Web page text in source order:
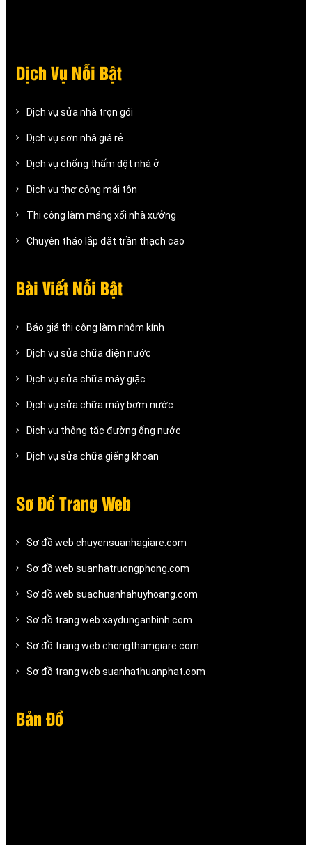
Dịch Vụ Nỗi Bật
Dịch vụ sửa nhà trọn gói
Dịch vụ sơn nhà giá rẻ
Dịch vụ chống thấm dột nhà ở
Dịch vụ thợ công mái tôn
Thi công làm máng xối nhà xưởng
Chuyên tháo lắp đặt trần thạch cao
Bài Viết Nỗi Bật
Báo giá thi công làm nhôm kính
Dịch vụ sửa chữa điện nước
Dịch vụ sửa chữa máy giặc
Dịch vụ sửa chữa máy bơm nước
Dịch vụ thông tắc đường ống nước
Dịch vụ sửa chữa giếng khoan
Sơ Đồ Trang Web
Sơ đồ web chuyensuanhagiare.com
Sơ đồ web suanhatruongphong.com
Sơ đồ web suachuanhahuyhoang.com
Sơ đồ trang web xaydunganbinh.com
Sơ đồ trang web chongthamgiare.com
Sơ đồ trang web suanhathuanphat.com
Bản Đồ